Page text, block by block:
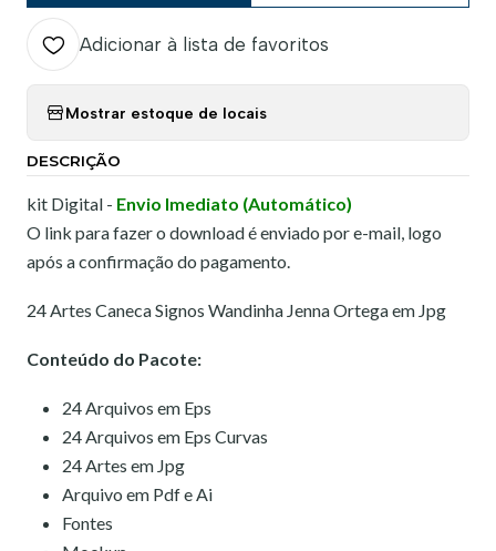
Adicionar à lista de favoritos
Mostrar estoque de locais
DESCRIÇÃO
kit Digital - Envio Imediato (Automático)
O link para fazer o download é enviado por e-mail, logo
após a confirmação do pagamento.
24 Artes Caneca Signos Wandinha Jenna Ortega em Jpg
Conteúdo do Pacote:
24 Arquivos em Eps
24 Arquivos em Eps Curvas
24 Artes em Jpg
Arquivo em Pdf e Ai
Fontes